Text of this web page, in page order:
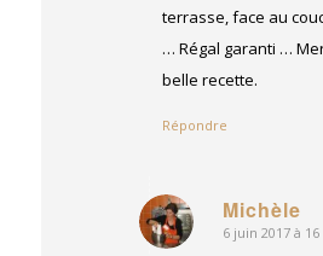
terrasse, face au
… Régal garanti …
belle recette.
Répondre
Michèle
dit
6 juin 2017 à